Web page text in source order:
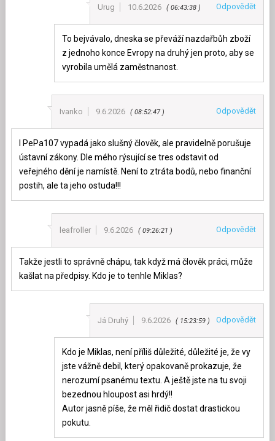
Urug 10.6.2026 06:43:38 Odpovědět
To bejvávalo, dneska se převáží nazdařbůh zboží
z jednoho konce Evropy na druhý jen proto, aby se
vyrobila umělá zaměstnanost.
Ivanko 9.6.2026 08:52:47 Odpovědět
I PePa107 vypadá jako slušný člověk, ale pravidelně porušuje
ústavní zákony. Dle mého rýsující se tres odstavit od
veřejného dění je namístě. Není to ztráta bodů, nebo finanční
postih, ale ta jeho ostuda!!!
leafroller 9.6.2026 09:26:21 Odpovědět
Takže jestli to správně chápu, tak když má člověk práci, může
kašlat na předpisy. Kdo je to tenhle Miklas?
Já Druhý 9.6.2026 15:23:59 Odpovědět
Kdo je Miklas, není příliš důležité, důležité je, že vy
jste vážně debil, který opakovaně prokazuje, že
nerozumí psanému textu. A ještě jste na tu svoji
bezednou hloupost asi hrdý!!
Autor jasně píše, že měl řidič dostat drastickou
pokutu.